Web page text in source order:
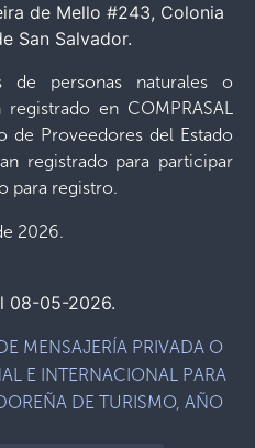
de Mello #243, Colonia
San Salvador.
de personas naturales o
en COMPRASAL
de Proveedores del Estado
registrado para participar
para registro.
2026.
08-05-2026.
MENSAJERÍA PRIVADA O
E INTERNACIONAL PARA
DE TURISMO, AÑO